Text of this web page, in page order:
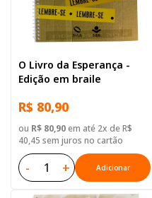
O Livro da Esperança -
Edição em braile
R$ 80,90
ou R$ 80,90em até 2x de R$
40,45 sem juros no cartão
- + Adicionar